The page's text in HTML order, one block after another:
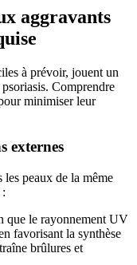
aggravants
à prévoir, jouent un
Comprendre
minimiser leur
externes
les peaux de la même
que le rayonnement UV
favorisant la synthèse
brûlures et